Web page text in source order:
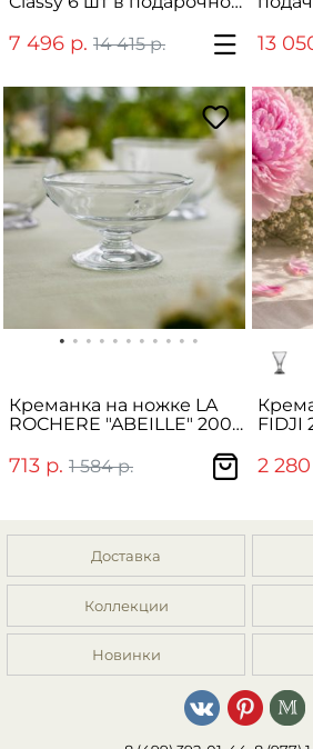
7 496 р. 14 415 р. 13
Креманка на ножке LA
ROCHERE "ABEILLE" 200
713 р. 1 584 р.
FIDJI
2
Доставка
Коллекции
Новинки